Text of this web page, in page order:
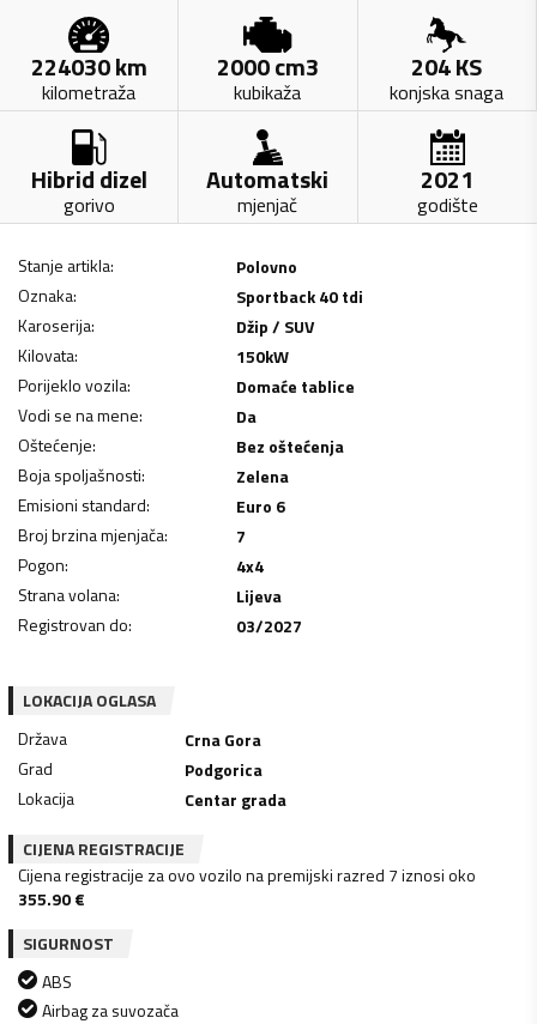
224030km
kilometraža
2000cm3
kubikaža
204KS
konjska snaga
Hibrid dizel
gorivo
Automatski
mjenjač
2021
godište
Stanje artikla:
Polovno
Oznaka:
Sportback 40 tdi
Karoserija:
Džip / SUV
Kilovata: 150kW
Porijeklo vozila:
Domaće tablice
Vodi se na mene:
Da
Oštećenje:
Bez oštećenja
Boja spoljašnosti:
Zelena
Emisioni standard:
Euro 6
Broj brzina mjenjača:
7
Pogon:
4x4
Strana volana:
Lijeva
Registrovan do: 03/2027
LOKACIJA OGLASA
Država
Crna Gora
Grad
Podgorica
Lokacija
Centar grada
CIJENA REGISTRACIJE
Cijena registracije za ovo vozilo na premijski razred 7 iznosi oko
355.90€
SIGURNOST
ABS
Airbag za suvozača